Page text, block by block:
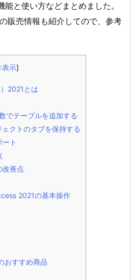
と使い方などまとめました。
販売情報も紹介してので、参考
表示]
）2021とは
でテーブルを追加する
クトのタブを保持する
ト
改善点
2021の基本操作
おすすめ商品